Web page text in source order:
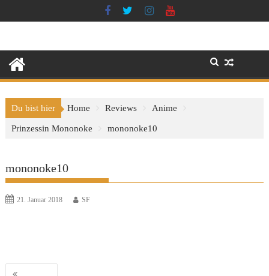
to
Du bist hier Home Reviews Anime
Prinzessin Mononoke mononoke10
mononoke10
21. Januar 2018 SF
Beitragsnavigation